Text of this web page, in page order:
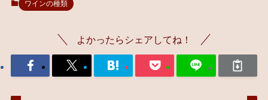
ワインの種類
よかったらシェアしてね！